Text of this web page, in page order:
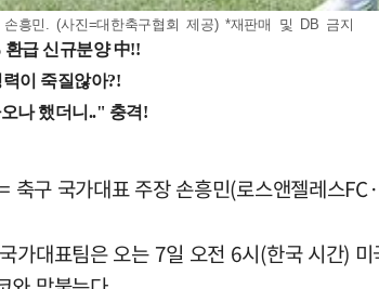
흥민. (사진=대한축구협회 제공) *재판매 및 DB 금지
축구 국가대표 주장 손흥민(로스앤젤레스
가대표팀은 오는 7일 오전 6시(한국 시간)